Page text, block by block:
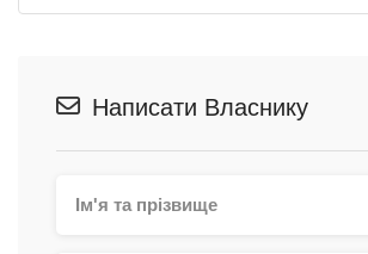
Написати Власнику